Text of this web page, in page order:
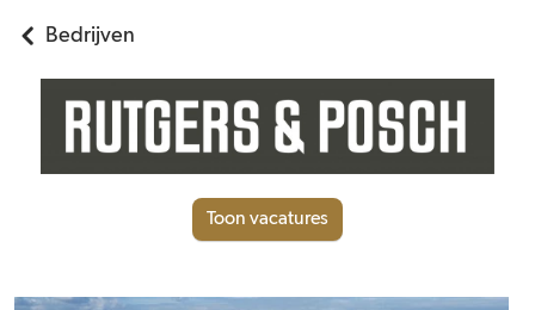
Bedrijven
Toon vacatures